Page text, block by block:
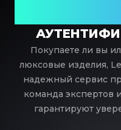
Покупаете ли вы
люксовые изделия,
надежный сервис
команда экспертов
гарантируют